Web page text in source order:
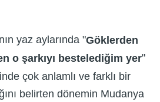
yaz aylarında "Göklerden
o şarkıyı bestelediğim yer"
çok anlamlı ve farklı bir
belirten dönemin Mudanya